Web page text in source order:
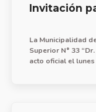
Invitación
La Municipalidad
Superior N° 33
acto oficial el lunes